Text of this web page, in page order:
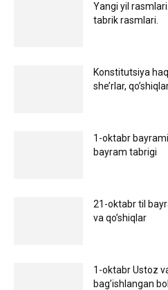
Yangi yil
tabrik rasmlari.
Konstitutsiya
she’rlar,
1-oktabr
bayram tabrigi
21-oktabr til
va qo’shiqlar
1-oktabr Ustoz
bag’ishlangan